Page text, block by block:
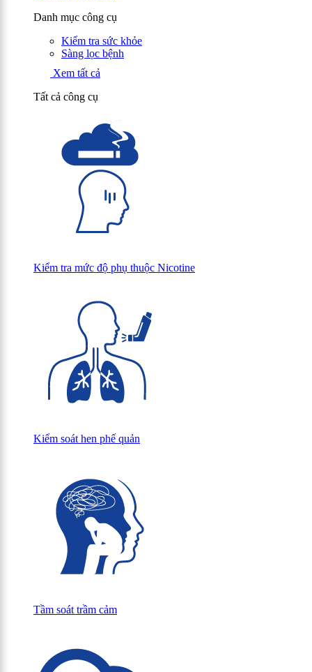
Danh mục công cụ
Kiểm tra sức khỏe
Sàng lọc bệnh
Xem tất cả
Tất cả công cụ
Kiểm tra mức độ phụ thuộc Nicotine
Kiểm soát hen phế quản
Tầm soát trầm cảm